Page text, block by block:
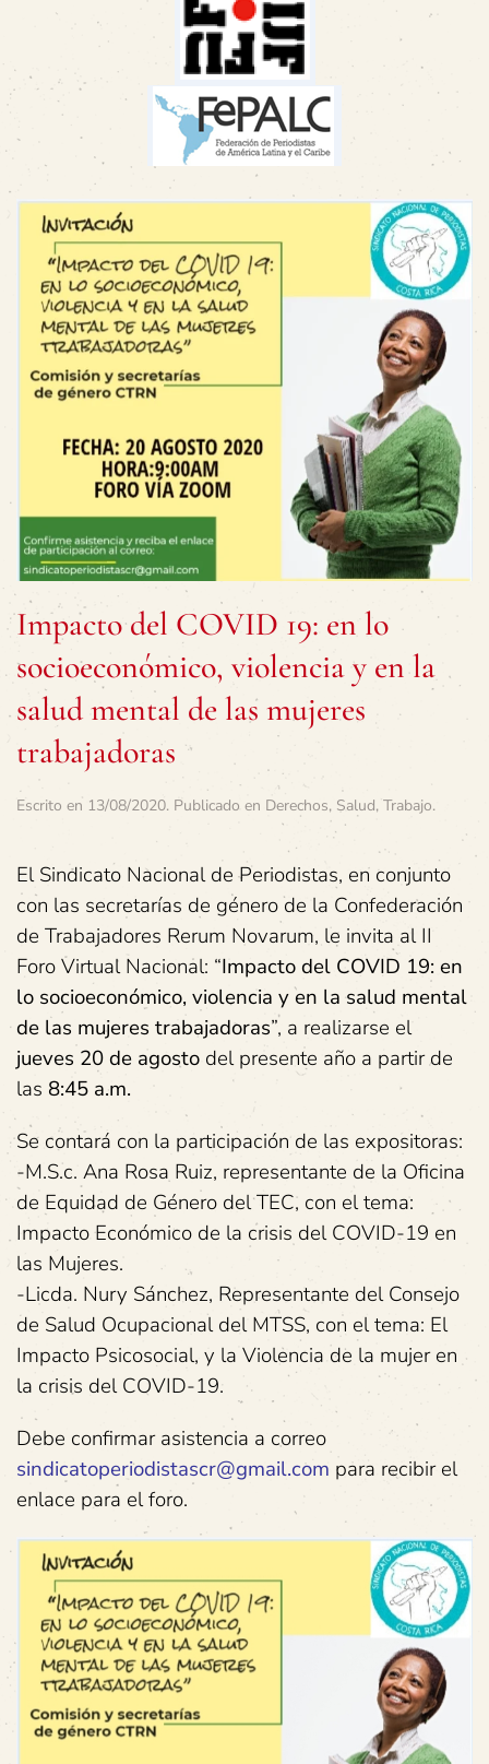
Impacto del COVID 19: en lo
socioeconómico, violencia y en la
salud mental de las mujeres
trabajadoras
Escrito en 13/08/2020. Publicado en Derechos, Salud, Trabajo.
El Sindicato Nacional de Periodistas, en conjunto
con las secretarías de género de la Confederación
de Trabajadores Rerum Novarum, le invita al II
Foro Virtual Nacional: “Impacto del COVID 19: en
lo socioeconómico, violencia y en la salud mental
de las mujeres trabajadoras”, a realizarse el
jueves 20 de agosto del presente año a partir de
las 8:45 a.m.
Se contará con la participación de las expositoras:
-M.S.c. Ana Rosa Ruiz, representante de la Oficina
de Equidad de Género del TEC, con el tema:
Impacto Económico de la crisis del COVID-19 en
las Mujeres.
-Licda. Nury Sánchez, Representante del Consejo
de Salud Ocupacional del MTSS, con el tema: El
Impacto Psicosocial, y la Violencia de la mujer en
la crisis del COVID-19.
Debe confirmar asistencia a correo
sindicatoperiodistascr@gmail.com para recibir el
enlace para el foro.